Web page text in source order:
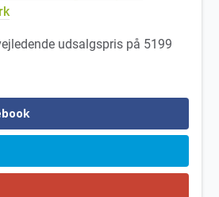
udsalgspris på 5199